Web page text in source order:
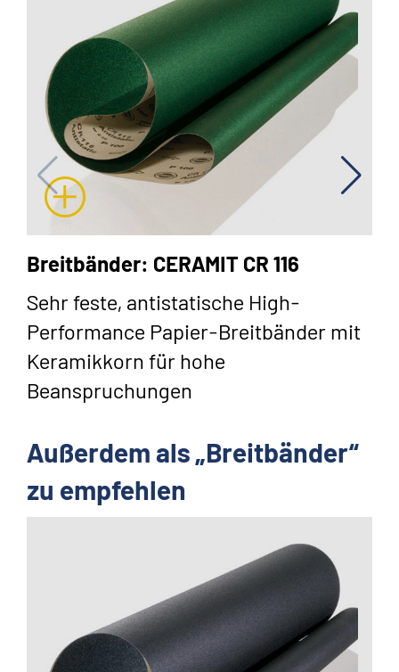
Breitbänder: CERAMIT CR 116
Sehr feste, antistatische High-
Performance Papier-Breitbänder mit
Keramikkorn für hohe
Beanspruchungen
Außerdem als „Breitbänder“
zu empfehlen